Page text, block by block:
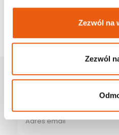
Zezwól na
Zezwól
Zapisz Się
Bądź na bieżąco z naszymi